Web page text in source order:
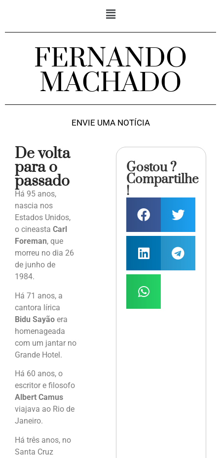
FERNANDO
MACHADO
ENVIE UMA NOTÍCIA
De volta
para o
passado
Há 95 anos,
nascia nos
Estados Unidos,
o cineasta Carl
Foreman, que
morreu no dia 26
de junho de
1984.
Há 71 anos, a
cantora lírica
Bidu Sayão era
homenageada
com um jantar no
Grande Hotel.
Há 60 anos, o
escritor e filosofo
Albert Camus
viajava ao Rio de
Janeiro.
Há três anos, no
Santa Cruz
Gostou ?
Compartilhe
!